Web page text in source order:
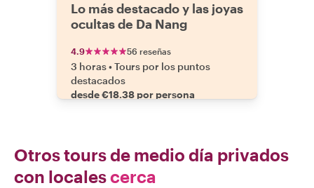
Lo más destacado y las joyas
ocultas de Da Nang
4.9 56 reseñas
3 horas•Tours por los puntos
destacados
desde €18.38 por persona
Otros tours de medio día privados
con localescerca